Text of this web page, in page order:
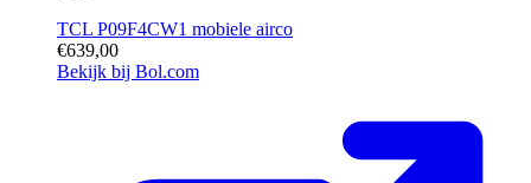
TCL P09F4CW1 mobiele airco
€639,00
Bekijk bij Bol.com